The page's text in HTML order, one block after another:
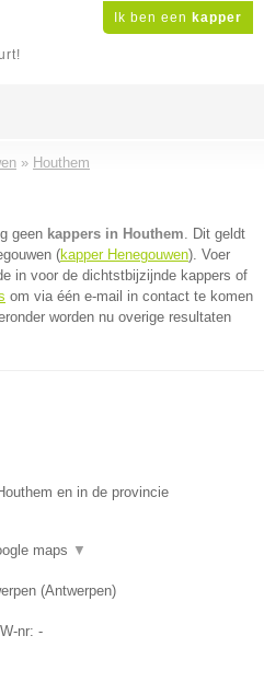
Ik ben een kapper
» Houthem
geen kappers in Houthem. Dit geldt
(kapper Henegouwen). Voer
in voor de dichtstbijzijnde kappers of
om via één e-mail in contact te komen
worden nu overige resultaten
en in de provincie
maps ▼
(Antwerpen)
nr: -